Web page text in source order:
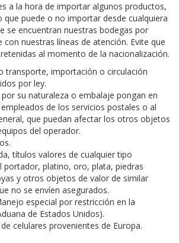
a la hora de importar algunos productos,
que puede o no importar desde cualquiera
se encuentran nuestras bodegas por
nuestras líneas de atención. Evite que
al momento de la nacionalización.
transporte, importación o circulación
por ley.
su naturaleza o embalaje pongan en
de los servicios postales o al
que puedan afectar los otros objetos
del operador.
títulos valores de cualquier tipo
portador, platino, oro, plata, piedras
y otros objetos de valor de similar
no se envíen asegurados.
especial por restricción en la
de Estados Unidos).
celulares provenientes de Europa.